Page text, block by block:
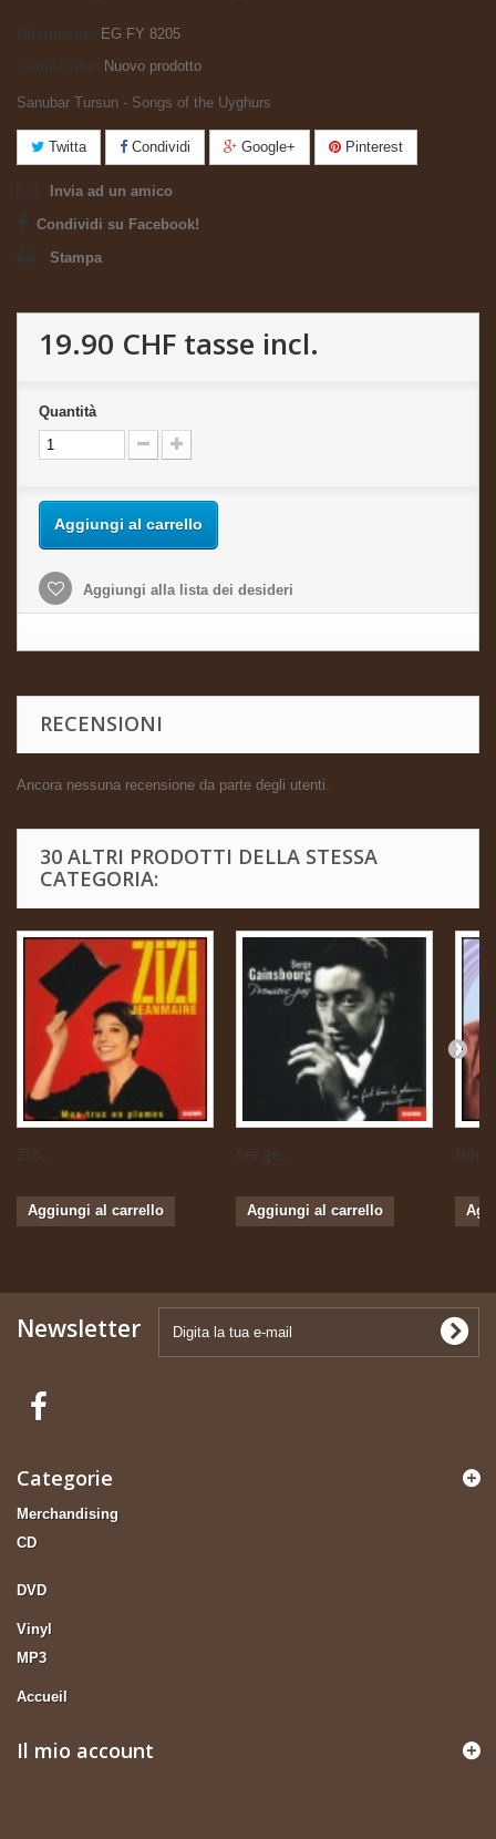
Riferimento
EG FY 8205
Nuovo prodotto
Sanubar Tursun - Songs of the Uyghurs
Twitta Condividi Google+ Pinterest
Invia ad un amico
Condividi su Facebook!
Stampa
19.90 CHF tasse incl.
Quantità
Aggiungi al carrello
Aggiungi alla lista dei desideri
RECENSIONI
Ancora nessuna recensione da parte degli utenti.
30 ALTRI PRODOTTI DELLA STESSA
CATEGORIA:
Zizi...
Aggiungi al carrello
Serge...
Aggiungi al carrello
Newsletter
Categorie
Merchandising
CD
DVD
Vinyl
MP3
Accueil
Il mio account